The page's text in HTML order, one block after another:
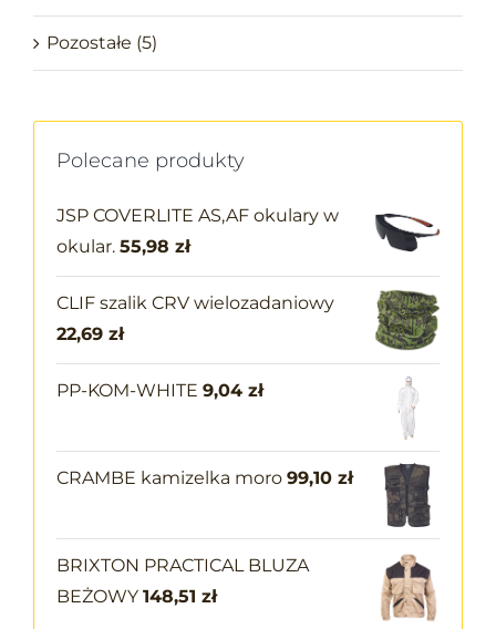
Pozostałe (5)
Polecane produkty
JSP COVERLITE AS,AF okulary w
okular. 55,98 zł
CLIF szalik CRV wielozadaniowy
22,69 zł
PP-KOM-WHITE 9,04 zł
CRAMBE kamizelka moro 99,10 zł
BRIXTON PRACTICAL BLUZA
BEŻOWY 148,51 zł